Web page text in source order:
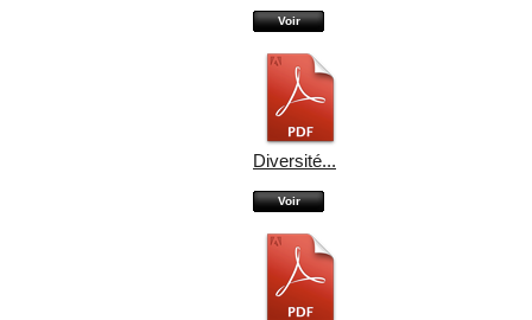
Voir
Diversité...
Voir